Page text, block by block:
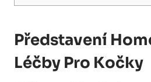
Představení
Léčby Pro Kočky